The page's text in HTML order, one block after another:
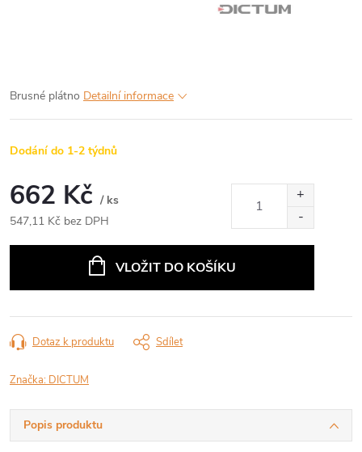
Brusné plátno Detailní informace
Dodání do 1-2 týdnů
662 Kč / ks
547,11 Kč bez DPH
VLOŽIT DO KOŠÍKU
Dotaz k produktu Sdílet
Značka: DICTUM
Popis produktu